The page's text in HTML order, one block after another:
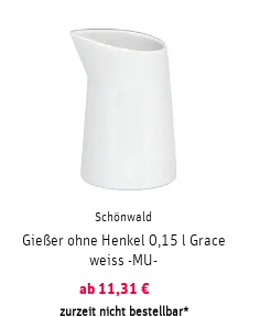
Schönwald
Gießer ohne Henkel 0,15 l Grace
weiss -MU-
ab 11,31 €
zurzeit nicht bestellbar